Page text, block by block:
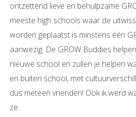
ontzettend lieve en behulpzame
meeste high schools waar de
worden geplaatst is minstens één
aanwezig. De GROW Buddies
nieuwe school en zullen je helpen
en buiten school, met
dus meteen vrienden! Ook ik werd
ze.